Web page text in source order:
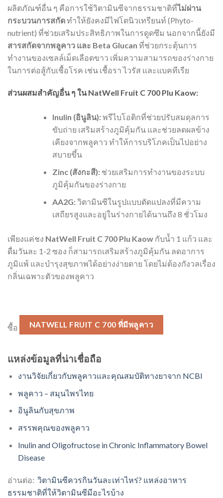
ผลิตภัณฑ์อื่น ๆ คือการใช้วิตามินซีจากธรรมชาติที่ไม่ผ่าน
กระบวนการสกัดทำให้ยังคงมีไฟโตนิวเทรียนท์ (Phyto-
nutrient) ที่ช่วยเสริมประสิทธิภาพในการดูดซึม นอกจากนี้ยังมี
สารสกัดจากพลูคาว และ Beta Glucan ที่ช่วยกระตุ้นการ
ทำงานของเซลล์เม็ดเลือดขาว เพิ่มความสามารถของร่างกาย
ในการต่อสู้กับเชื้อโรค เช่น เชื้อรา ไวรัส และแบคทีเรีย
ส่วนผสมสำคัญอื่น ๆ ใน NatWell Fruit C 700 Plu Kaow:
Inulin (อินูลิน):พรีไบโอติกที่ช่วยปรับสมดุลการ
ขับถ่าย เสริมสร้างภูมิคุ้มกัน และช่วยลดผลข้าง
เคียงจากพลูคาว ทำให้การบริโภคเป็นไปอย่าง
สบายขึ้น
Zinc (สังกะสี):ช่วยเสริมการทำงานของระบบ
ภูมิคุ้มกันของร่างกาย
AA2G:วิตามินซีในรูปแบบดัดแปลงที่มีความ
เสถียรสูงและอยู่ในร่างกายได้นานถึง 8 ชั่วโมง
เพียงแค่ชง NatWell Fruit C 700 Plu Kaow กับน้ำ 1 แก้ว และ
ดื่มวันละ 1-2 ซอง ก็สามารถเสริมสร้างภูมิคุ้มกัน ลดอาการ
ภูมิแพ้ และบำรุงสุขภาพได้อย่างง่ายดาย โดยไม่ต้องกังวลเรื่อง
กลิ่นเฉพาะตัวของพลูคาว
ซื้อ NATWELL FRUIT C 700 ที่มีพลูคาว
แหล่งข้อมูลที่น่าเชื่อถือ
งานวิจัยเกี่ยวกับพลูคาวและคุณสมบัติทางยาจาก NCBI
พลูคาว – สมุนไพรไทย
อินูลินกับสุขภาพ
สรรพคุณของพลูคาว
Inulin and Oligofructose in Chronic Inflammatory Bowel
Disease
อ่านต่อ: วิตามินซีควรกินวันละเท่าไหร่? แหล่งอาหาร
ธรรมชาติที่ให้วิตามินซีมีอะไรบ้าง